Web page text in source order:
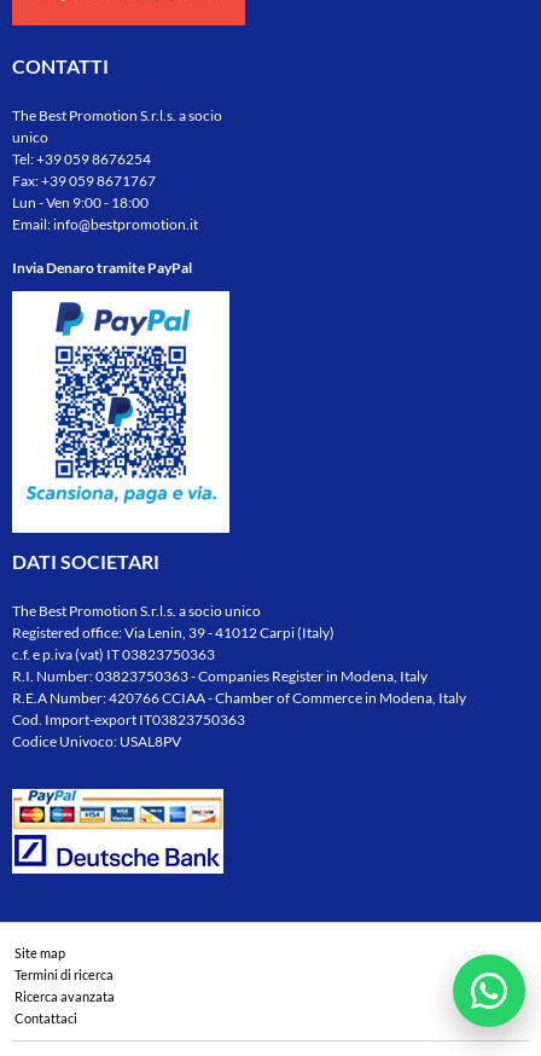
CONTATTI
The Best Promotion S.r.l.s. a socio
unico
Tel:+39 059 8676254
Fax: +39 059 8671767
Lun - Ven 9:00 - 18:00
Email:info@bestpromotion.it
Invia Denaro tramite PayPal
DATI SOCIETARI
The Best Promotion S.r.l.s. a socio unico
Registered office: Via Lenin, 39 - 41012 Carpi (Italy)
c.f. e p.iva (vat) IT 03823750363
R.I. Number: 03823750363 - Companies Register in Modena, Italy
R.E.A Number: 420766 CCIAA - Chamber of Commerce in Modena, Italy
Cod. Import-export IT03823750363
Codice Univoco: USAL8PV
Site map
Termini di ricerca
Ricerca avanzata
Contattaci